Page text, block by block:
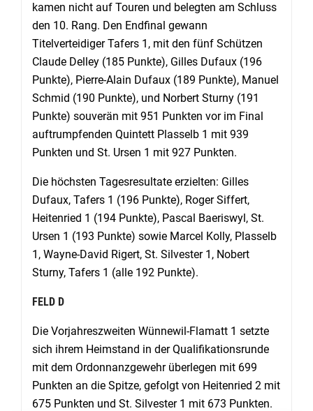
kamen nicht auf Touren und belegten am Schluss
den 10. Rang. Den Endfinal gewann
Titelverteidiger Tafers 1, mit den fünf Schützen
Claude Delley (185 Punkte), Gilles Dufaux (196
Punkte), Pierre-Alain Dufaux (189 Punkte), Manuel
Schmid (190 Punkte), und Norbert Sturny (191
Punkte) souverän mit 951 Punkten vor im Final
auftrumpfenden Quintett Plasselb 1 mit 939
Punkten und St. Ursen 1 mit 927 Punkten.
Die höchsten Tagesresultate erzielten: Gilles
Dufaux, Tafers 1 (196 Punkte), Roger Siffert,
Heitenried 1 (194 Punkte), Pascal Baeriswyl, St.
Ursen 1 (193 Punkte) sowie Marcel Kolly, Plasselb
1, Wayne-David Rigert, St. Silvester 1, Nobert
Sturny, Tafers 1 (alle 192 Punkte).
FELD D
Die Vorjahreszweiten Wünnewil-Flamatt 1 setzte
sich ihrem Heimstand in der Qualifikations­runde
mit dem Ordonnanzgewehr überlegen mit 699
Punkten an die Spitze, gefolgt von Heitenried 2 mit
675 Punkten und St. Silvester 1 mit 673 Punkten.